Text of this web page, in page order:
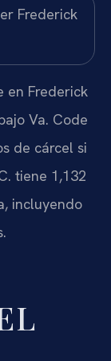
en Frederick
Va. Code
de cárcel si
tiene 1,132
incluyendo